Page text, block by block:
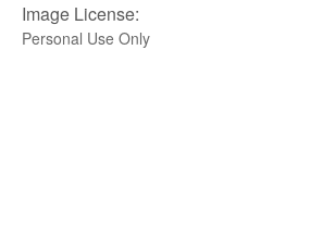
Image License:
Personal Use Only